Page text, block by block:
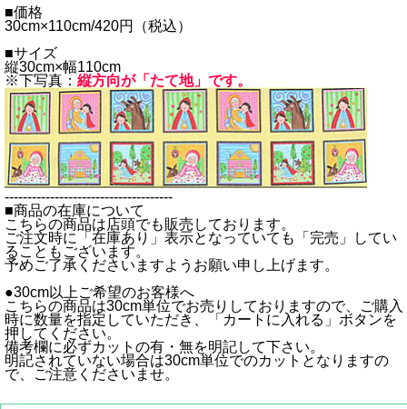
■価格
30cm×110cm/420円（税込）
■サイズ
縦30cm×幅110cm
※下写真： 縦方向が「たて地」です。
-------------------------------------
■商品の在庫について
こちらの商品は店頭でも販売しております。
ご注文時に「在庫あり」表示となっていても「完売」してい
ることもございます。
予めご了承くださいますようお願い申し上げます。
●30cm以上ご希望のお客様へ
こちらの商品は30cm単位でお売りしておりますので、ご購入
時に数量を指定していただき、「カートに入れる」ボタンを
押してください。
備考欄に必ずカットの有・無を明記して下さい。
明記されていない場合は30cm単位でのカットとなりますの
で、ご注意くださいませ。